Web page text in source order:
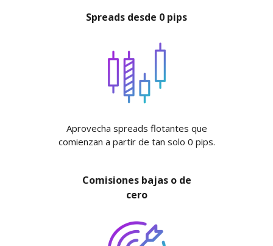
Spreads desde 0 pips
Aprovecha spreads flotantes que
comienzan a partir de tan solo 0 pips.
Comisiones bajas o de
cero